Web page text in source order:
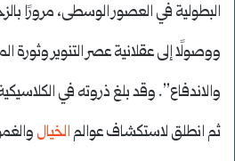
البطولية في العصور الوسطى، مرورًا
ووصولًا إلى عقلانية عصر التنوير
والاندفاع”. وقد بلغ ذروته في
ثم انطلق لاستكشاف عوالمالخيال